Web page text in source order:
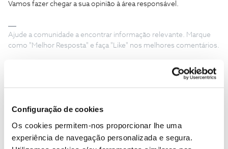
Configuração de cookies
Os cookies permitem-nos proporcionar lhe uma
experiência de navegação personalizada e segura.
Vamos fazer chegar a sua opinião à área responsável.
Ajude a comunidade a encontrar informação relevante. Marque
como "Melhor Resposta" e faça "Like" nos melhores comentários.
Obrigado@Tiago C. não sabia a quem contactar, e o que mais
custa é mesmo pagar e não ter uma boa experiência.